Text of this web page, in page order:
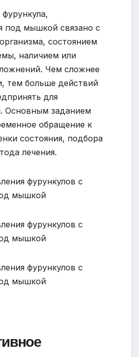
под мышкой связано с
состоянием
наличием или
Чем сложнее
тем больше действий
для
Основным заданием
обращение к
состояния, подбора
лечения.